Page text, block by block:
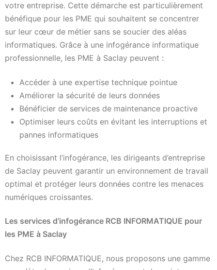
votre entreprise. Cette démarche est particulièrement
bénéfique pour les PME qui souhaitent se concentrer
sur leur cœur de métier sans se soucier des aléas
informatiques. Grâce à une infogérance informatique
professionnelle, les PME à Saclay peuvent :
Accéder à une expertise technique pointue
Améliorer la sécurité de leurs données
Bénéficier de services de maintenance proactive
Optimiser leurs coûts en évitant les interruptions et
pannes informatiques
En choisissant l’infogérance, les dirigeants d’entreprise
de Saclay peuvent garantir un environnement de travail
optimal et protéger leurs données contre les menaces
numériques croissantes.
Les services d’infogérance RCB INFORMATIQUE pour
les PME à Saclay
Chez RCB INFORMATIQUE, nous proposons une gamme